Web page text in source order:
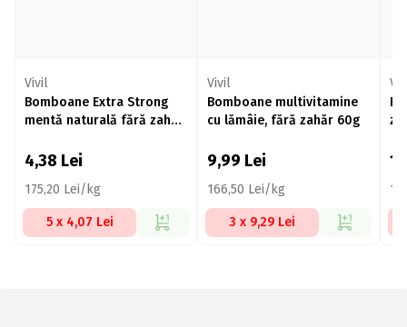
Vivil
Bomboane Extra Strong
mentă naturală fără zahăr
4,38 Lei
175,20 Lei/kg
5 x 4,07 Lei
Vivil
Bomboane multivitamine
cu lămâie, fără zahăr 60g
9,99 Lei
166,50 Lei/kg
3 x 9,29 Lei